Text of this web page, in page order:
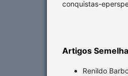
conquistas-
Artigos
Renildo